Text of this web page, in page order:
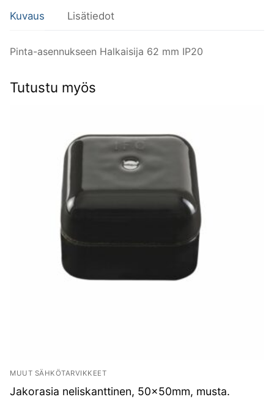
49mm,
Musta
Kuvaus Lisätiedot
Pinta-asennukseen Halkaisija 62 mm IP20
Tutustu myös
MUUT SÄHKÖTARVIKKEET
Jakorasia neliskanttinen, 50x50mm, musta.